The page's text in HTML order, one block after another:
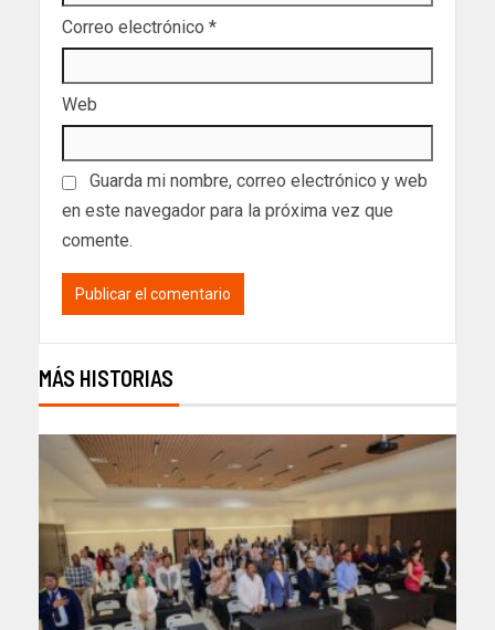
Correo electrónico *
Web
Guarda mi nombre, correo electrónico y web
en este navegador para la próxima vez que
comente.
MÁS HISTORIAS